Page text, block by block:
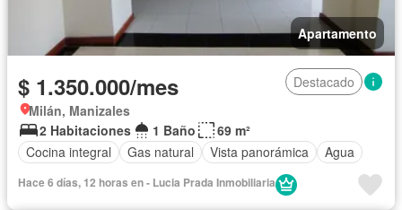
Apartamento
$ 1.350.000/mes
Destacado
Milán, Manizales
2 Habitaciones
1 Baño
69 m²
Cocina integral
Gas natural Vista panorámica Agua
Hace 6 días, 12 horas en - Lucia Prada Inmobiliaria